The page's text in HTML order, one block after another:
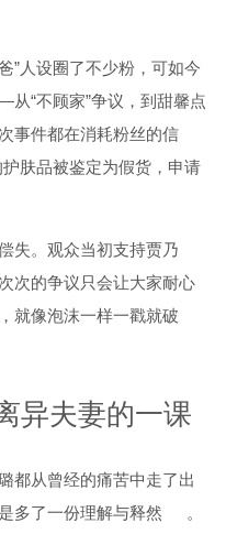
”人设圈了不少粉，可如今
“不顾家”争议，到甜馨点
事件都在消耗粉丝的信
肤品被鉴定为假货，申请
失。观众当初支持贾乃
次的争议只会让大家耐心
就像泡沫一样一戳就破
异夫妻的一课
都从曾经的痛苦中走了出
多了一份理解与释然
。